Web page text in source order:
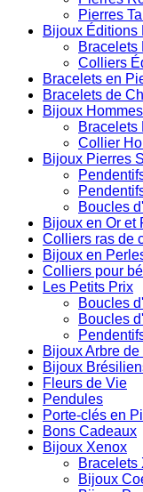
Pierres
Bijoux Éditions
Bracelets
Colliers
Bracelets en
Bracelets de
Bijoux Hommes
Bracelets
Collier
Bijoux Pierres
Boucles
Bijoux en Or et
Colliers ras de
Bijoux en
Colliers pour
Les Petits Prix
Boucles
Boucles
Bijoux Arbre de
Bijoux
Fleurs de Vie
Pendules
Porte-clés en
Bons Cadeaux
Bijoux Xenox
Bracelets
Bijoux